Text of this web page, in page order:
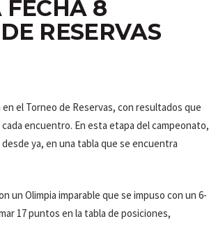
FECHA 8
RESERVAS
el Torneo de Reservas, con resultados que
encuentro. En esta etapa del campeonato,
ya, en una tabla que se encuentra
un Olimpia imparable que se impuso con un 6-
17 puntos en la tabla de posiciones,